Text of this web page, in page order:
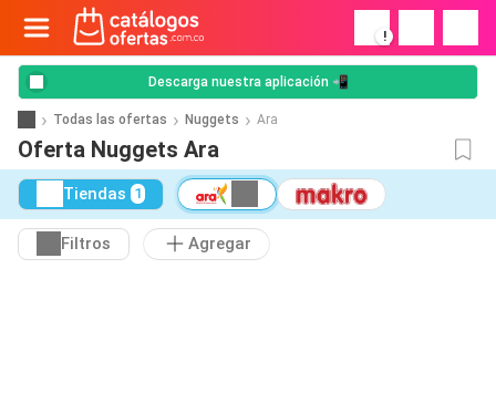
!
Descarga nuestra aplicación 📲
Todas las ofertas Nuggets Ara
Oferta Nuggets Ara
Tiendas 1
Filtros Agregar